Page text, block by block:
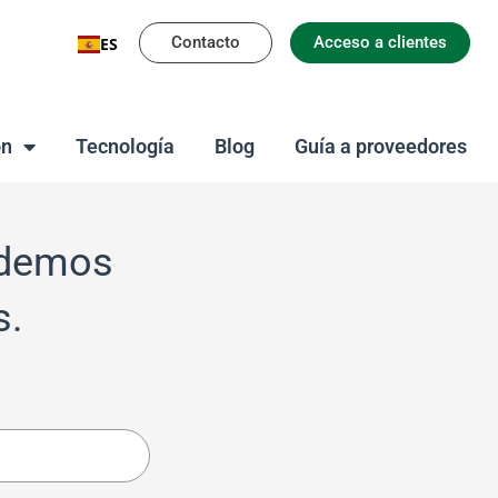
ES Contacto Acceso a clientes
Tecnología Blog Guía a proveedores